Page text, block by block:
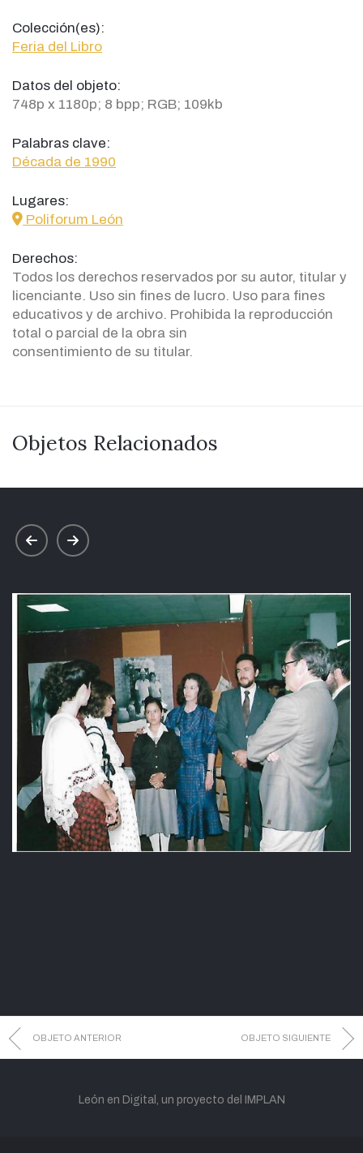
Colección(es):
Feria del Libro
Datos del objeto:
748p x 1180p; 8 bpp; RGB; 109kb
Palabras clave:
Década de 1990
Lugares:
icon
Poliforum León
Derechos:
Todos los derechos reservados por su autor, titular y
licenciante. Uso sin fines de lucro. Uso para fines
educativos y de archivo. Prohibida la reproducción
total o parcial de la obra sin
consentimiento de su titular.
Objetos Relacionados
prev next
OBJETO ANTERIOR OBJETO SIGUIENTE
León en Digital, un proyecto del IMPLAN